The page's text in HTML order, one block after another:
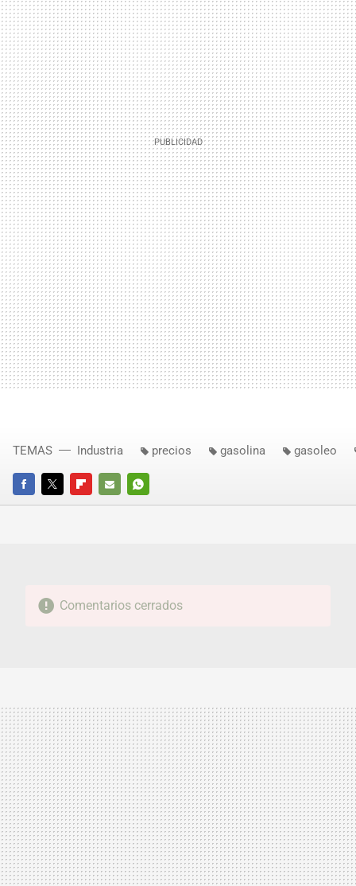
FACEBOOKTWITTERFLIPBOARD
E-
WHATSAPP
TEMAS Industria precios gasolina gasoleo
Comentarios cerrados